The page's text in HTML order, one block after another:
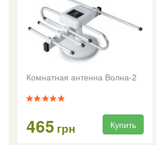
Комнатная антенна Волна-2
465 грн Купить